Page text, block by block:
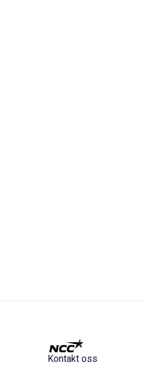
Kontakt oss